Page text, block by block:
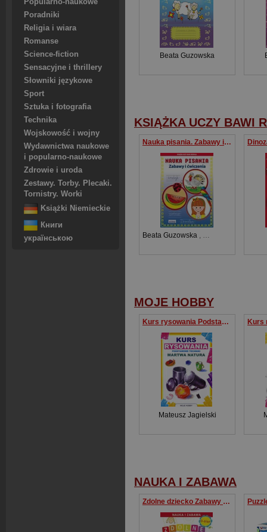
Popularno-naukowe
Poradniki
Religia i wiara
Romanse
Science-fiction
Sensacyjne i thrillery
Słowniki językowe
Sport
Sztuka i fotografia
Technika
Wojskowość i wojny
Wydawnictwa naukowe
i popularno-naukowe
Zdrowie i uroda
Zestawy. Torby. Plecaki.
Tornistry. Worki
Książki Niemieckie
Книги
українською
Beata Guzowska
KSIĄŻKA UCZY BAWI
Nauka pisania. Zabawy i ćwiczenia Indyk, arbuz, Dorotka
Beata Guzowska , Katarzyna Kojtka
MOJE HOBBY
Kurs rysowania Podstawowe techniki Martwa natura
Mateusz Jagielski
NAUKA I ZABAWA
Zdolne dziecko Zabawy ze słowami 0-6 lat